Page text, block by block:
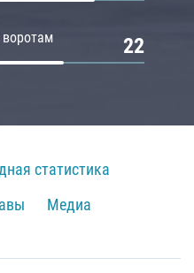
22
статистика
Медиа